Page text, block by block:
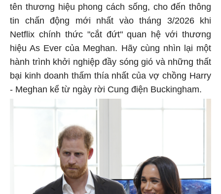
tên thương hiệu phong cách sống, cho đến thông
tin chấn động mới nhất vào tháng 3/2026 khi
Netflix chính thức "cắt đứt" quan hệ với thương
hiệu As Ever của Meghan. Hãy cùng nhìn lại một
hành trình khởi nghiệp đầy sóng gió và những thất
bại kinh doanh thấm thía nhất của vợ chồng Harry
- Meghan kể từ ngày rời Cung điện Buckingham.